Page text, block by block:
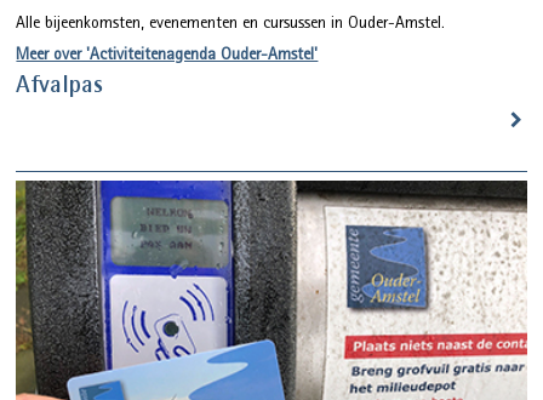
Alle bijeenkomsten, evenementen en cursussen in Ouder-Amstel.
Meer over 'Activiteitenagenda Ouder-Amstel'
Afvalpas